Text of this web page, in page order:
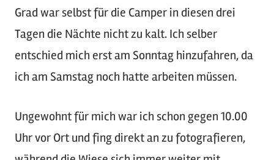
Grad war selbst für die Camper in diesen drei
Tagen die Nächte nicht zu kalt. Ich selber
entschied mich erst am Sonntag hinzufahren, da
ich am Samstag noch hatte arbeiten müssen.
Ungewohnt für mich war ich schon gegen 10.00
Uhr vor Ort und fing direkt an zu fotografieren,